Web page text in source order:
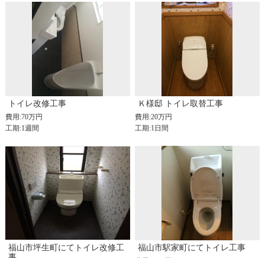
トイレ改修工事
費用:70万円
工期:1週間
Ｋ様邸 トイレ取替工事
費用:20万円
工期:1日間
福山市坪生町にてトイレ改修工
福山市駅家町にてトイレ工事